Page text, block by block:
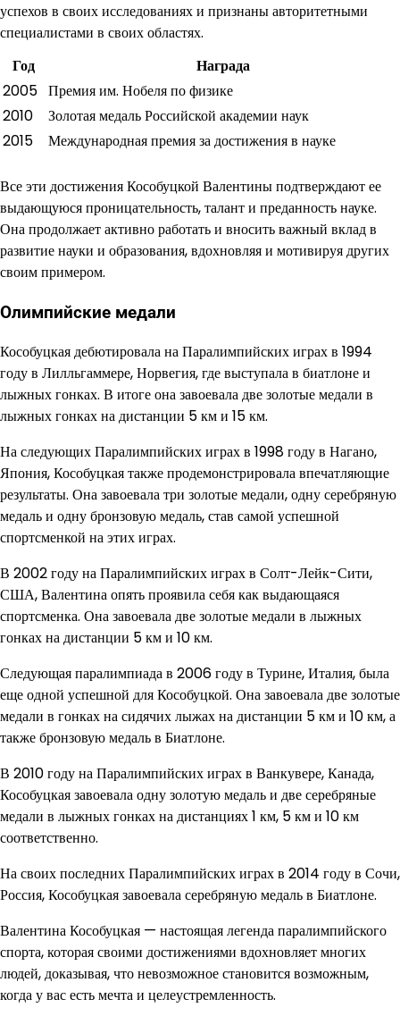
успехов в своих исследованиях и признаны авторитетными
специалистами в своих областях.
Год
Награда
2005 Премия им. Нобеля по физике
2010
Золотая медаль Российской академии наук
2015
Международная премия за достижения в науке
Все эти достижения Кособуцкой Валентины подтверждают ее
выдающуюся проницательность, талант и преданность науке.
Она продолжает активно работать и вносить важный вклад в
развитие науки и образования, вдохновляя и мотивируя других
своим примером.
Олимпийские медали
Кособуцкая дебютировала на Паралимпийских играх в 1994
году в Лилльгаммере, Норвегия, где выступала в биатлоне и
лыжных гонках. В итоге она завоевала две золотые медали в
лыжных гонках на дистанции 5 км и 15 км.
На следующих Паралимпийских играх в 1998 году в Нагано,
Япония, Кособуцкая также продемонстрировала впечатляющие
результаты. Она завоевала три золотые медали, одну серебряную
медаль и одну бронзовую медаль, став самой успешной
спортсменкой на этих играх.
В 2002 году на Паралимпийских играх в Солт-Лейк-Сити,
США, Валентина опять проявила себя как выдающаяся
спортсменка. Она завоевала две золотые медали в лыжных
гонках на дистанции 5 км и 10 км.
Следующая паралимпиада в 2006 году в Турине, Италия, была
еще одной успешной для Кособуцкой. Она завоевала две золотые
медали в гонках на сидячих лыжах на дистанции 5 км и 10 км, а
также бронзовую медаль в Биатлоне.
В 2010 году на Паралимпийских играх в Ванкувере, Канада,
Кособуцкая завоевала одну золотую медаль и две серебряные
медали в лыжных гонках на дистанциях 1 км, 5 км и 10 км
соответственно.
На своих последних Паралимпийских играх в 2014 году в Сочи,
Россия, Кособуцкая завоевала серебряную медаль в Биатлоне.
Валентина Кособуцкая — настоящая легенда паралимпийского
спорта, которая своими достижениями вдохновляет многих
людей, доказывая, что невозможное становится возможным,
когда у вас есть мечта и целеустремленность.